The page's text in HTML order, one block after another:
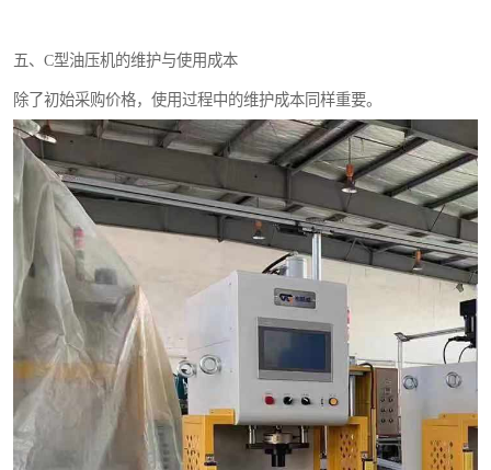
五、C型油压机的维护与使用成本
除了初始采购价格，使用过程中的维护成本同样重要。